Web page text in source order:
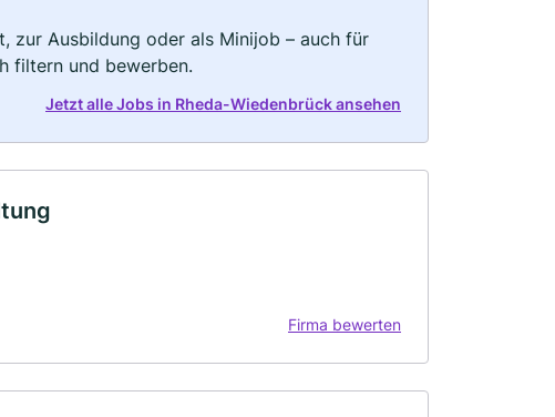
zur Ausbildung oder als Minijob – auch für
filtern und bewerben.
Jetzt alle Jobs in Rheda-Wiedenbrück ansehen
Firma bewerten